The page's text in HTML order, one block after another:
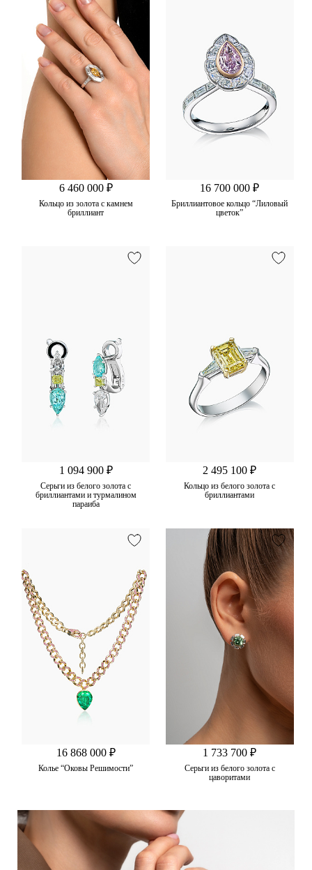
6 460 000 ₽
Кольцо из золота с камнем
бриллиант
16 700 000 ₽
Бриллиантовое кольцо “Лиловый
цветок”
1 094 900 ₽
Серьги из белого золота с
бриллиантами и турмалином
параиба
2 495 100 ₽
Кольцо из белого золота с
бриллиантами
16 868 000 ₽
Колье “Оковы Решимости”
1 733 700 ₽
Серьги из белого золота с
цаворитами